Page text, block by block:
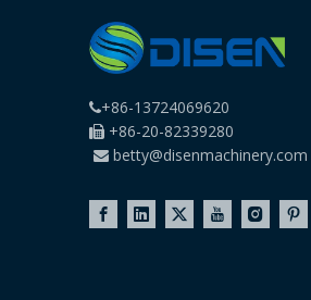
+86-13724069620
 +86-20-82339280
 betty@disenmachinery.com